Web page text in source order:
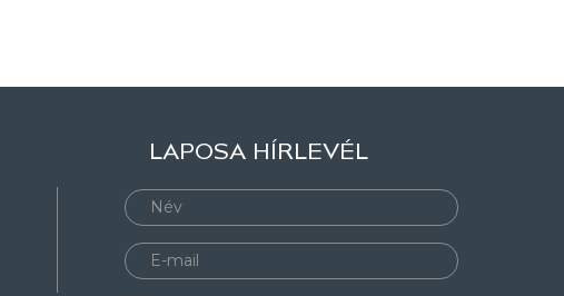
LAPOSA HÍRLEVÉL